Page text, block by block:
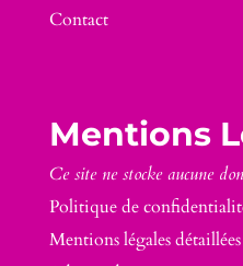
Contact
Mentions
Ce site ne stocke aucune
Politique de
Mentions légales détaillées